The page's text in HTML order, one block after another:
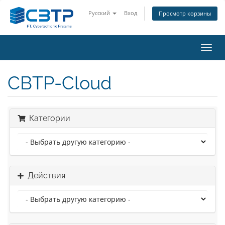
Русский Вход Просмотр корзины
CBTP-Cloud
Категории
Действия